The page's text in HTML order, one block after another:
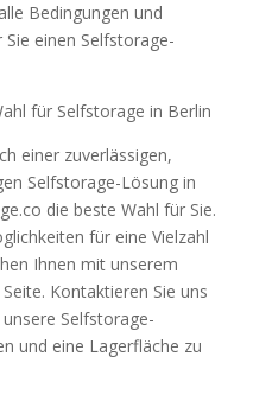
Bedingungen und
einen Selfstorage-
für Selfstorage in Berlin
einer zuverlässigen,
Selfstorage-Lösung in
die beste Wahl für Sie.
für eine Vielzahl
Ihnen mit unserem
Kontaktieren Sie uns
Selfstorage-
und eine Lagerfläche zu